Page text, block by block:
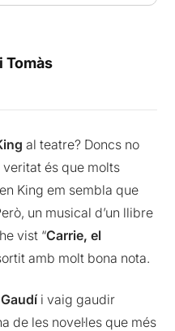
Tomàs
al teatre? Doncs no
és que molts
King em sembla que
un musical d’un llibre
vist “Carrie, el
amb molt bona nota.
i vaig gaudir
de les novel·les que més